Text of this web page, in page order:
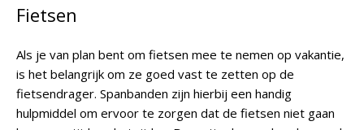
Fietsen
Als je van plan bent om fietsen mee te nemen op vakantie,
is het belangrijk om ze goed vast te zetten op de
fietsendrager. Spanbanden zijn hierbij een handig
hulpmiddel om ervoor te zorgen dat de fietsen niet gaan